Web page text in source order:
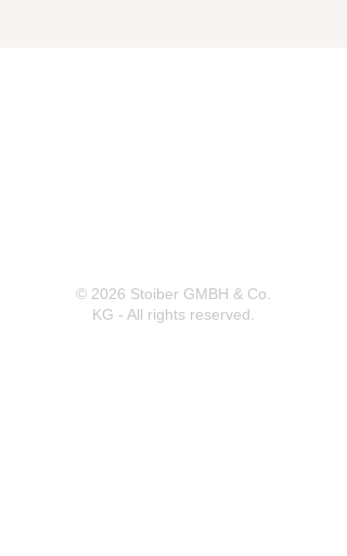
© 2026 Stoiber GMBH & Co.
KG - All rights reserved.